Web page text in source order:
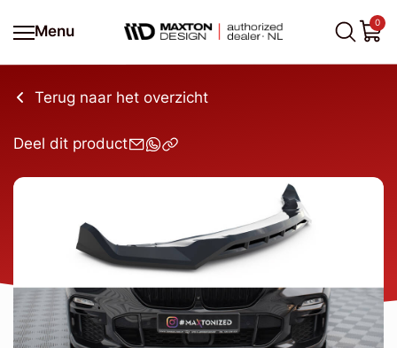
Menu
0
Terug naar het overzicht
Deel dit product